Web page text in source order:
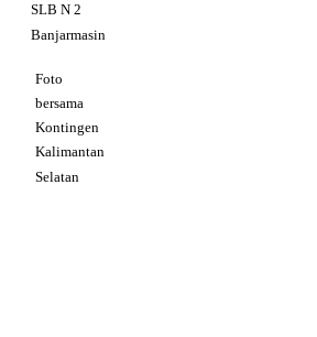
SLB N 2
Banjarmasin
Foto
bersama
Kontingen
Kalimantan
Selatan